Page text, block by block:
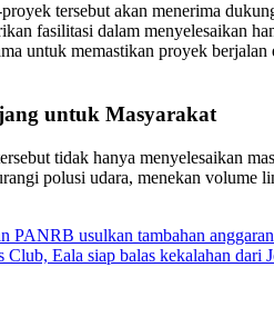
tersebut akan menerima
fasilitasi dalam menyelesaikan
untuk memastikan proyek
untuk Masyarakat
tidak hanya menyelesaikan
polusi udara, menekan volume
PANRB usulkan tambahan
Club, Eala siap balas kekalahan dari